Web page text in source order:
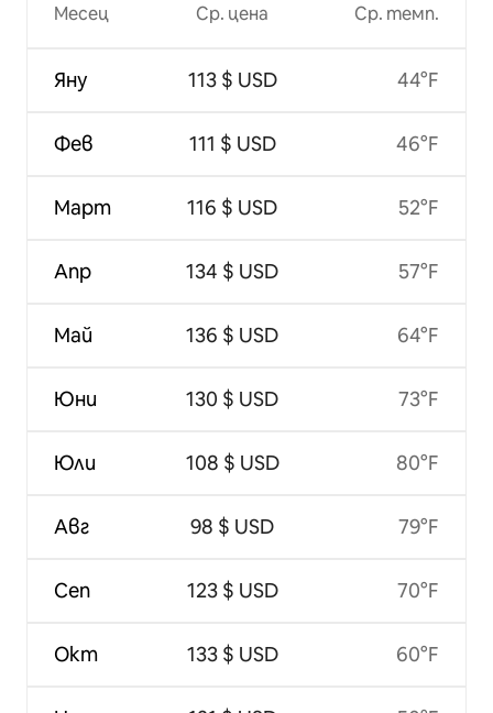
Месец
Яну
Фев
Март
Апр
Май
Юни
Юли
Авг
Сеп
Окт
Ср. цена
113 $ USD
111 $ USD
116 $ USD
134 $ USD
136 $ USD
130 $ USD
108 $ USD
98 $ USD
123 $ USD
133 $ USD
Ср. темп.
44°F
46°F
52°F
57°F
64°F
73°F
80°F
79°F
70°F
60°F